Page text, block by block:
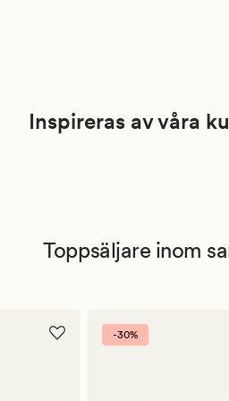
Inspireras av våra
Toppsäljare inom
-30%